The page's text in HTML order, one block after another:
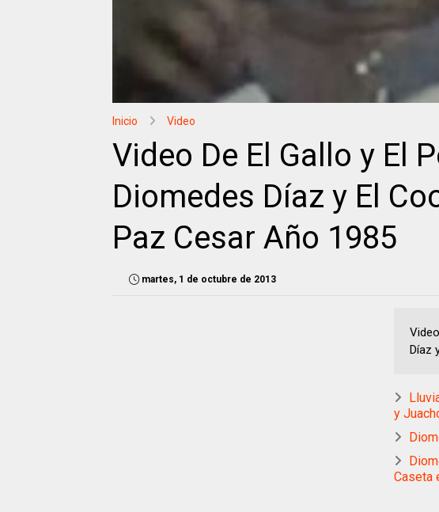
Inicio Video
Video De El Gallo y El
Diomedes Díaz y El
Paz Cesar Año 1985
martes, 1 de octubre de 2013
Díaz
y
Caseta